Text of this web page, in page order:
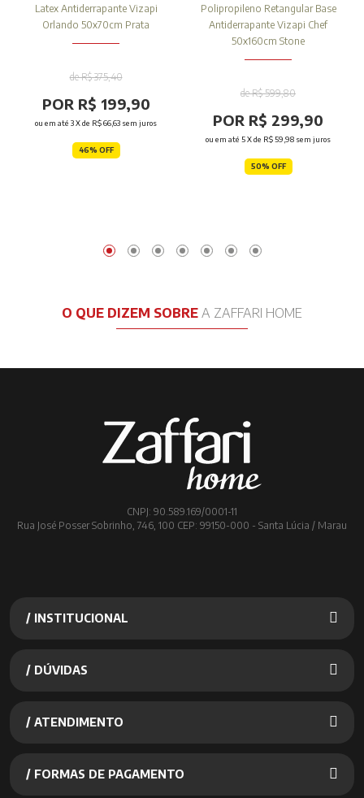
Latex Antiderrapante Vizapi
Orlando 50x70cm Prata
de R$ 375,40
POR R$ 199,90
ou em até 3X de R$ 66,63 sem juros
46% OFF
Polipropileno Retangular Base
Antiderrapante Vizapi Chef
50x160cm Stone
de R$ 599,80
POR R$ 299,90
ou em até 5X de R$ 59,98 sem juros
50% OFF
O QUE DIZEM SOBRE A ZAFFARI HOME
CNPJ: 90.589.169/0001-11
Rua José Posser Sobrinho, 746, 100 CEP: 99150-000 - Santa Lúcia / Marau
/ INSTITUCIONAL
/ DÚVIDAS
/ ATENDIMENTO
/ FORMAS DE PAGAMENTO